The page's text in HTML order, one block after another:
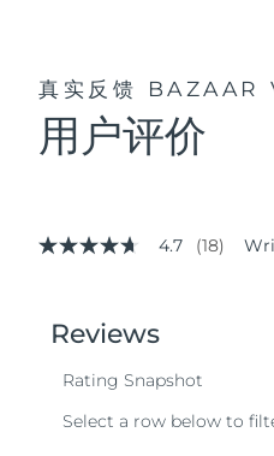
真实反馈 BAZAAR
用户评价
4.7
stars,
average
value.
4.7 (18)